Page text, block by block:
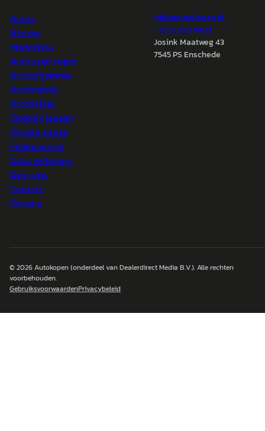
Auto's
Nieuws
Marktdata
Auto's per regio
Autoprijsindex
Autotrends
Autowijzer
Zakelijk leasen
Private Lease
Financiering
Auto verkopen
Over ons
Contact
Privacy
info@autokopen.nl
+31 53 208 4490
Josink Maatweg 43
7545 PS Enschede
© 2026Autokopen(onderdeel van Dealerdirect Media B.V.). Alle rechten
voorbehouden.
GebruiksvoorwaardenPrivacybeleid